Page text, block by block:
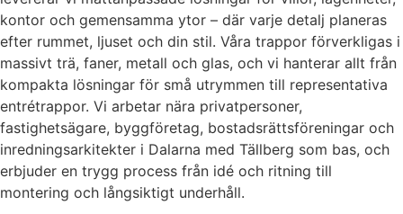
kontor och gemensamma ytor – där varje detalj planeras
efter rummet, ljuset och din stil. Våra trappor förverkligas i
massivt trä, faner, metall och glas, och vi hanterar allt från
kompakta lösningar för små utrymmen till representativa
entrétrappor. Vi arbetar nära privatpersoner,
fastighetsägare, byggföretag, bostadsrättsföreningar och
inredningsarkitekter i Dalarna med Tällberg som bas, och
erbjuder en trygg process från idé och ritning till
montering och långsiktigt underhåll.